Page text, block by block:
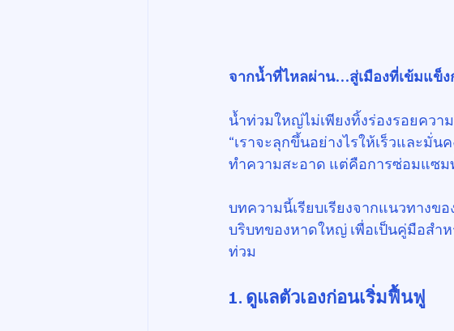
จากน้ำที่ไหลผ่าน…สู่เมืองที่เข้มแข็ง
น้ำท่วมใหญ่ไม่เพียงทิ้งร่องรอยคว
“เราจะลุกขึ้นอย่างไรให้เร็วและมั่น
ทำความสะอาด แต่คือการซ่อมแซม
บทความนี้เรียบเรียงจากแนวทางข
บริบทของหาดใหญ่ เพื่อเป็นคู่มือสำ
ท่วม
1. ดูแลตัวเองก่อนเริ่มฟื้นฟู